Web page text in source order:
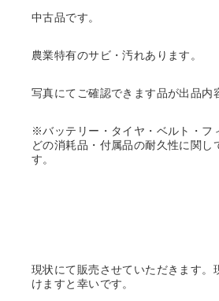
中古品です。
農業特有のサビ・汚れあります。
写真にてご確認できます品が出品内
※バッテリー・タイヤ・ベルト・フ
どの消耗品・付属品の耐久性に関し
す。
現状にて販売させていただきます。
けますと幸いです。